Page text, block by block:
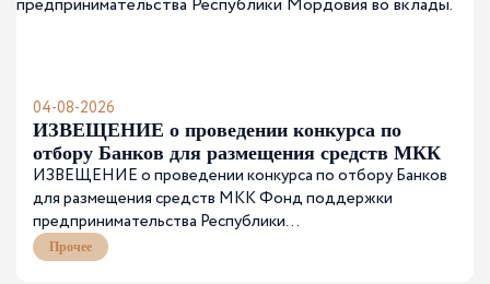
04-08-2026
ИЗВЕЩЕНИЕ о проведении конкурса по
отбору Банков для размещения средств МКК
Фонд поддержки предпринимательства
Республики Мордовия во вклады.
ИЗВЕЩЕНИЕ о проведении конкурса по отбору Банков
для размещения средств МКК Фонд поддержки
предпринимательства Республики...
Прочее